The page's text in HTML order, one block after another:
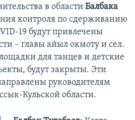
в области Балбака
контроля по сдерживанию
19 будут привлечены
– главы айыл окмоту и сел.
для танцев и детские
будут закрыты. Эти
руководителям
Кульской области.